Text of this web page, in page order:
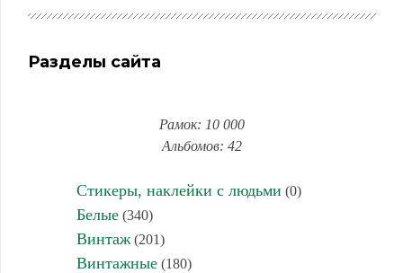
Разделы сайта
Рамок: 10 000
Альбомов: 42
Стикеры, наклейки с людьми (0)
Белые(340)
Винтаж(201)
Винтажные(180)